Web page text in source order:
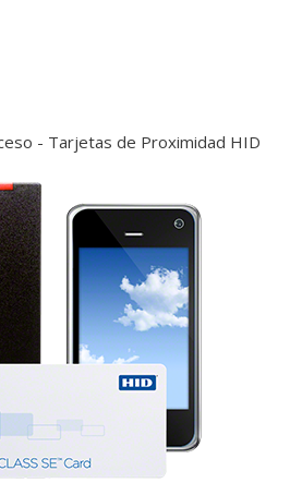
- Tarjetas de Proximidad HID